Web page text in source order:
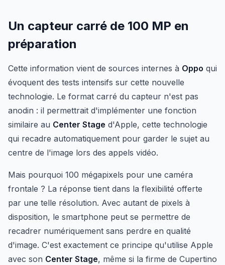
Un capteur carré de 100 MP en
préparation
Cette information vient de sources internes à Oppo qui
évoquent des tests intensifs sur cette nouvelle
technologie. Le format carré du capteur n'est pas
anodin : il permettrait d'implémenter une fonction
similaire au Center Stage d'Apple, cette technologie
qui recadre automatiquement pour garder le sujet au
centre de l'image lors des appels vidéo.
Mais pourquoi 100 mégapixels pour une caméra
frontale ? La réponse tient dans la flexibilité offerte
par une telle résolution. Avec autant de pixels à
disposition, le smartphone peut se permettre de
recadrer numériquement sans perdre en qualité
d'image. C'est exactement ce principe qu'utilise Apple
avec son Center Stage, même si la firme de Cupertino